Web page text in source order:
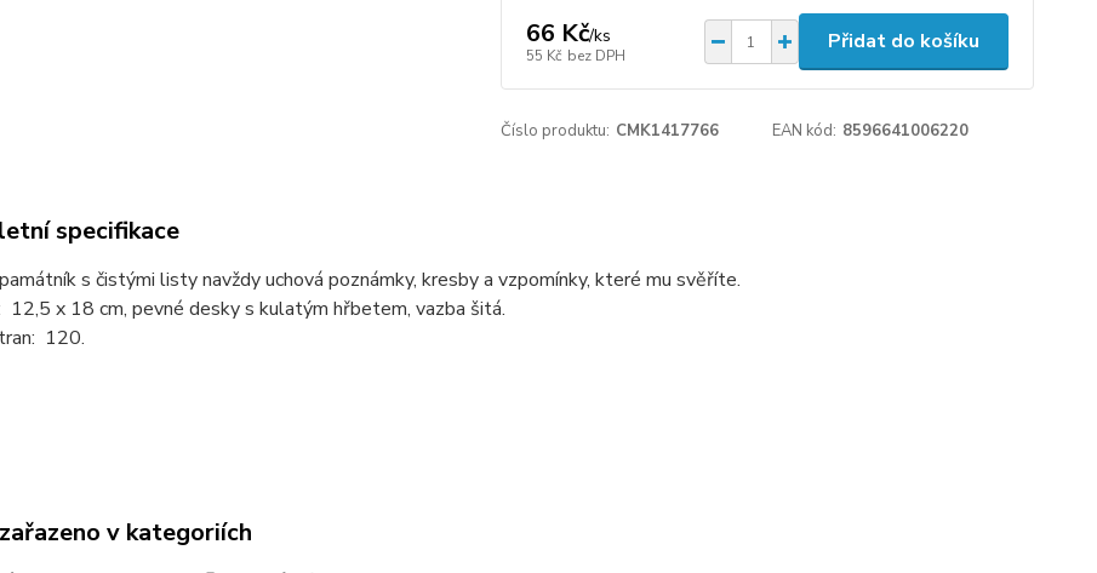
66 Kč/ks
55 Kč bez DPH
Přidat do košíku
Číslo produktu: CMK1417766 EAN kód: 8596641006220
specifikace
s čistými listy navždy uchová poznámky, kresby a vzpomínky, které mu svěříte.
12,5 x 18 cm, pevné desky s kulatým hřbetem, vazba šitá.
120.
v kategoriích